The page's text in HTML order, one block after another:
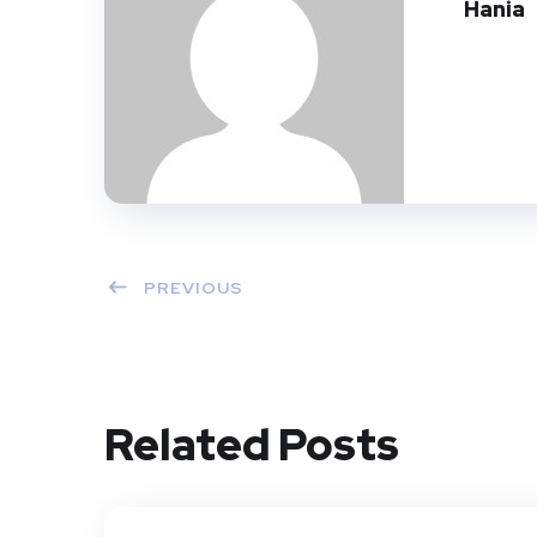
Hania
PREVIOUS
Related Posts